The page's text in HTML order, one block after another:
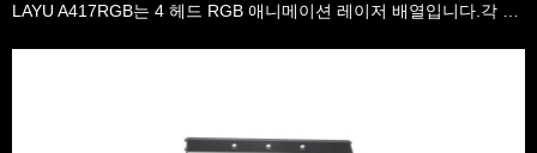
LAYU A417RGB는 4 헤드 RGB 애니메이션 레이저 배열입니다.각 머리 레이저 힘은 450mW, 총 1.8W RGB 힘입니다.내부에는 128종류 이상의 그래픽과 내내내부에 구축된 내내부 내내내부 효과가 있습니다.고객은 DMX 콘솔을 사용하여 원하는 효과를 선택할 수 있습니다.또한 자동으로 실행하거나 사운드 활성 모드로 설정할 수 있습니다.